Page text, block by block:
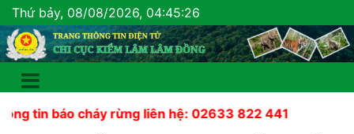
Thứ bảy, 08/08/2026, 04:45:26
báo cháy rừng liên hệ: 02633 822 441